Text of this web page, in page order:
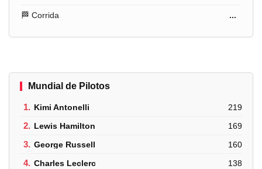
🏁 Corrida ...
Mundial de Pilotos
1. Kimi Antonelli 219
2. Lewis Hamilton 169
3. George Russell 160
4. Charles Leclerc 138